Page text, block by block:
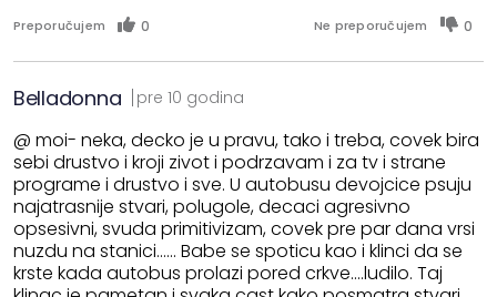
Preporučujem 0 Ne preporučujem 0
Belladonna pre 10 godina
@ moi- neka, decko je u pravu, tako i treba, covek bira
sebi drustvo i kroji zivot i podrzavam i za tv i strane
programe i drustvo i sve. U autobusu devojcice psuju
najatrasnije stvari, polugole, decaci agresivno
opsesivni, svuda primitivizam, covek pre par dana vrsi
nuzdu na stanici...... Babe se spoticu kao i klinci da se
krste kada autobus prolazi pored crkve....ludilo. Taj